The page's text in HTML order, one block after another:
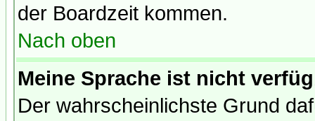
der Boardzeit kommen.
Nach oben
Meine Sprache ist nicht
Der wahrscheinlichste Grund